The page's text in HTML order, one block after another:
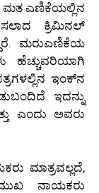
ಮತ ಎಣಿಕೆಯಲ್ಲಿನ
ಕ್ರಿಮಿನಲ್
ಮರುಎಣಿಕೆಯ
ಹೆಚ್ಚುವರಿಯಾಗಿ
ಇಂಕ್‌ನ
ಇದನ್ನು
ಎಂದು ಅವರು
ಮಾತ್ರವಲ್ಲದೆ,
ನಾಯಕರು